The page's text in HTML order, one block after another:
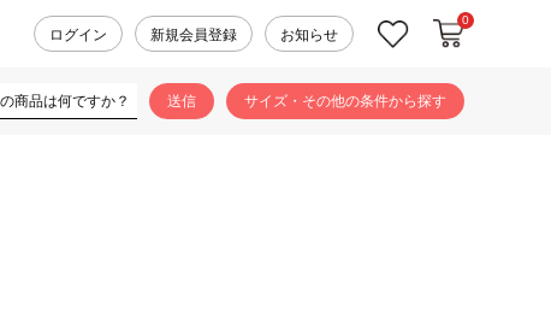
ログイン 新規会員登録 お知らせ お気に入りカートに入
0
サイズ・その他の条件から探す